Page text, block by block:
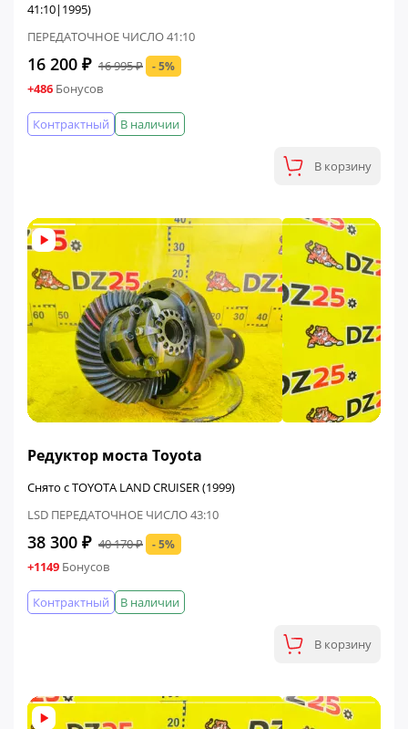
41:10|1995)
ПЕРЕДАТОЧНОЕ ЧИСЛО 41:10
16 200 ₽ 16 995 ₽ - 5%
+486 Бонусов
В наличии
Контрактный
В корзину
Редуктор моста Toyota
Снято с TOYOTA LAND CRUISER (1999)
LSD ПЕРЕДАТОЧНОЕ ЧИСЛО 43:10
38 300 ₽ 40 170 ₽ - 5%
+1149 Бонусов
В наличии
Контрактный
В корзину